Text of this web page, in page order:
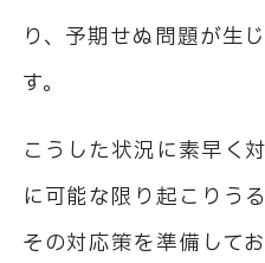
り、予期せぬ問題が生
す。
こうした状況に素早く
に可能な限り起こりう
その対応策を準備して